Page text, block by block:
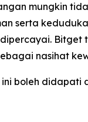
mungkin
serta
nasihat
boleh didapati